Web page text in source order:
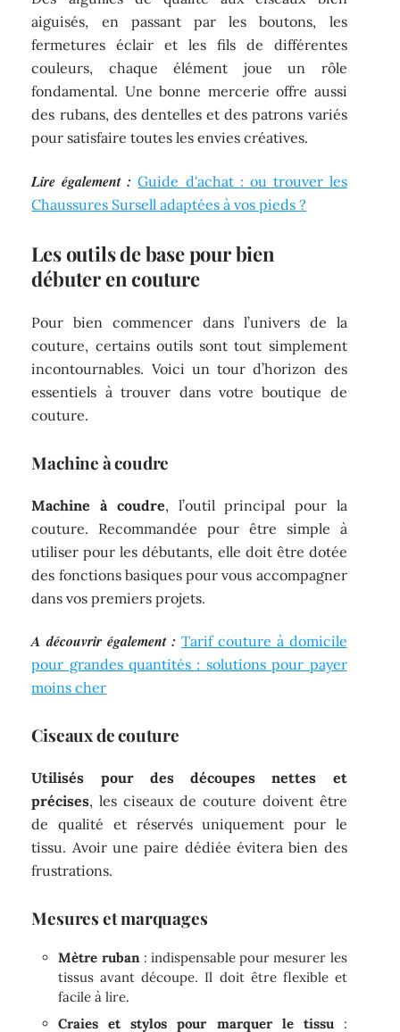
aiguisés, en passant par les boutons, les
fermetures éclair et les fils de différentes
couleurs, chaque élément joue un rôle
fondamental. Une bonne mercerie offre aussi
des rubans, des dentelles et des patrons variés
pour satisfaire toutes les envies créatives.
Lire également : Guide d'achat : ou trouver les
Chaussures Sursell adaptées à vos pieds ?
Les outils de base pour bien
débuter en couture
Pour bien commencer dans l’univers de la
couture, certains outils sont tout simplement
incontournables. Voici un tour d’horizon des
essentiels à trouver dans votre boutique de
couture.
Machine à coudre
Machine à coudre, l’outil principal pour la
couture. Recommandée pour être simple à
utiliser pour les débutants, elle doit être dotée
des fonctions basiques pour vous accompagner
dans vos premiers projets.
A découvrir également : Tarif couture à domicile
pour grandes quantités : solutions pour payer
moins cher
Ciseaux de couture
Utilisés pour des découpes nettes et
précises, les ciseaux de couture doivent être
de qualité et réservés uniquement pour le
tissu. Avoir une paire dédiée évitera bien des
frustrations.
Mesures et marquages
Mètre ruban: indispensable pour mesurer les
tissus avant découpe. Il doit être flexible et
facile à lire.
Craies et stylos pour marquer le tissu: